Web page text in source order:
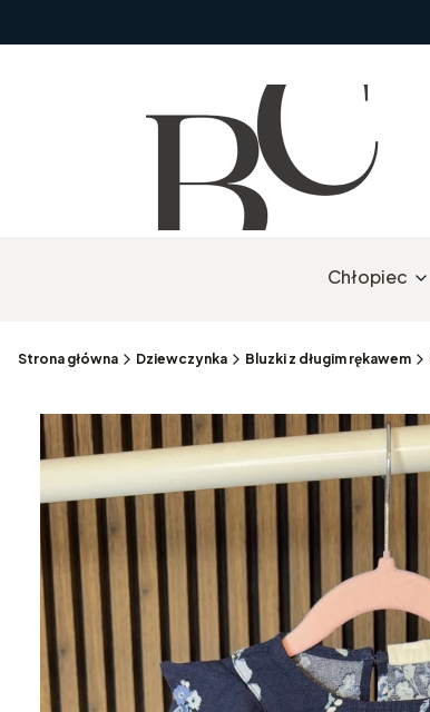
Chłopiec
Strona główna Dziewczynka Bluzki z długim rękawem